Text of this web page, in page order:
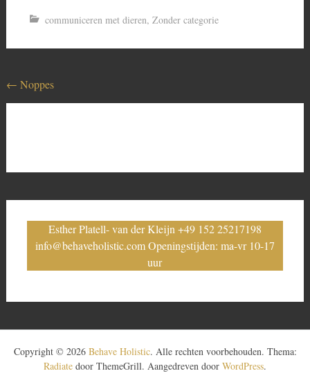
communiceren met dieren, Zonder categorie
Bericht
navigatie
← Noppes
Esther Platell- van der Kleijn +49 152 25217198
info@behaveholistic.com Openingstijden: ma-vr 10-17
uur
Copyright © 2026 Behave Holistic. Alle rechten voorbehouden. Thema:
Radiate door ThemeGrill. Aangedreven door WordPress.